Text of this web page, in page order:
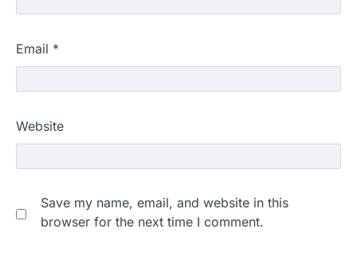
Email *
Website
Save my name, email, and website in this
browser for the next time I comment.